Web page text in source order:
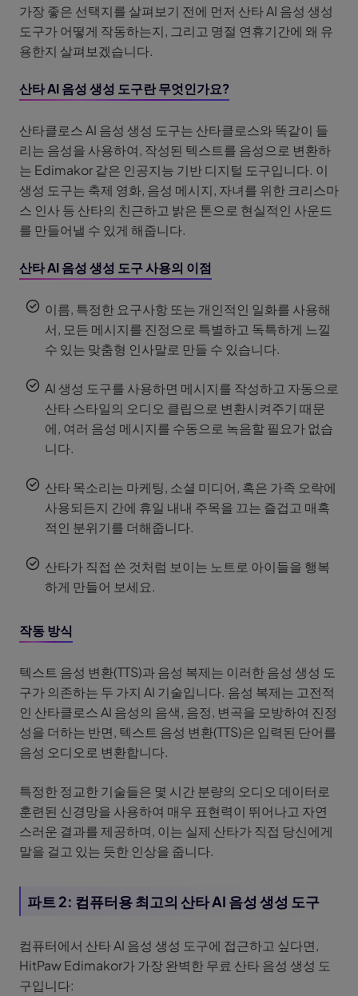
가장 좋은 선택지를 살펴보기 전에 먼저 산타 AI 음성 생성
도구가 어떻게 작동하는지, 그리고 명절 연휴기간에 왜 유
용한지 살펴보겠습니다.
산타 AI 음성 생성 도구란 무엇인가요?
산타클로스 AI 음성 생성 도구는 산타클로스와 똑같이 들
리는 음성을 사용하여, 작성된 텍스트를 음성으로 변환하
는 Edimakor 같은 인공지능 기반 디지털 도구입니다. 이
생성 도구는 축제 영화, 음성 메시지, 자녀를 위한 크리스마
스 인사 등 산타의 친근하고 밝은 톤으로 현실적인 사운드
를 만들어낼 수 있게 해줍니다.
산타 AI 음성 생성 도구 사용의 이점
이름, 특정한 요구사항 또는 개인적인 일화를 사용해
서, 모든 메시지를 진정으로 특별하고 독특하게 느낄
수 있는 맞춤형 인사말로 만들 수 있습니다.
AI 생성 도구를 사용하면 메시지를 작성하고 자동으로
산타 스타일의 오디오 클립으로 변환시켜주기 때문
에, 여러 음성 메시지를 수동으로 녹음할 필요가 없습
니다.
산타 목소리는 마케팅, 소셜 미디어, 혹은 가족 오락에
사용되든지 간에 휴일 내내 주목을 끄는 즐겁고 매혹
적인 분위기를 더해줍니다.
산타가 직접 쓴 것처럼 보이는 노트로 아이들을 행복
하게 만들어 보세요.
작동 방식
텍스트 음성 변환(TTS)과 음성 복제는 이러한 음성 생성 도
구가 의존하는 두 가지 AI 기술입니다. 음성 복제는 고전적
인 산타클로스 AI 음성의 음색, 음정, 변곡을 모방하여 진정
성을 더하는 반면, 텍스트 음성 변환(TTS)은 입력된 단어를
음성 오디오로 변환합니다.
특정한 정교한 기술들은 몇 시간 분량의 오디오 데이터로
훈련된 신경망을 사용하여 매우 표현력이 뛰어나고 자연
스러운 결과를 제공하며, 이는 실제 산타가 직접 당신에게
말을 걸고 있는 듯한 인상을 줍니다.
파트 2: 컴퓨터용 최고의 산타 AI 음성 생성 도구
컴퓨터에서 산타 AI 음성 생성 도구에 접근하고 싶다면,
HitPaw Edimakor가 가장 완벽한 무료 산타 음성 생성 도
구입니다: